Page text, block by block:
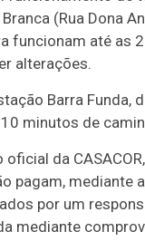
(Rua Dona
funcionam até as
alterações.
Barra Funda,
minutos de
da
pagam, mediante
por um
mediante